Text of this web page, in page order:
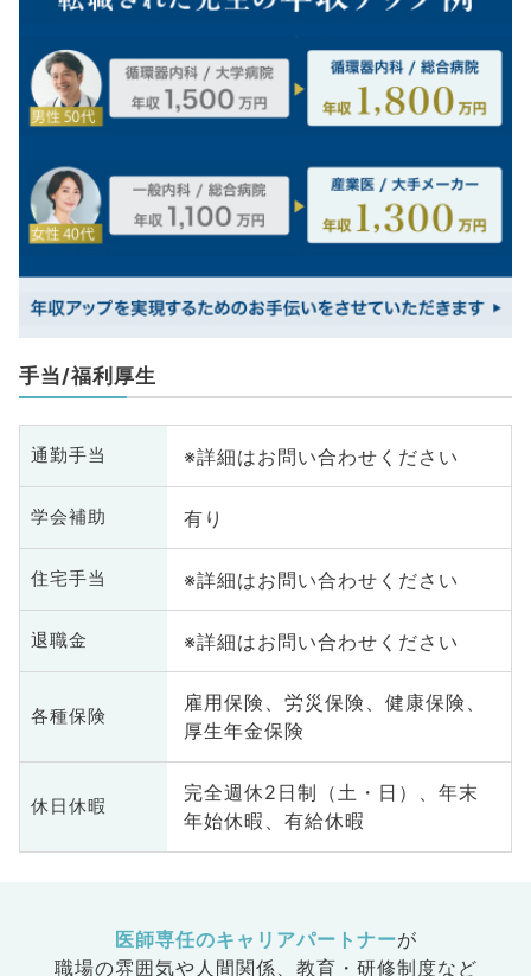
手当/福利厚生
通勤手当 ※詳細はお問い合わせください
学会補助 有り
住宅手当 ※詳細はお問い合わせください
退職金 ※詳細はお問い合わせください
各種保険
雇用保険、労災保険、健康保険、
厚生年金保険
休日休暇
完全週休2日制（土・日）、年末
年始休暇、有給休暇
医師専任のキャリアパートナーが
職場の雰囲気や人間関係、 教育・研修制度など